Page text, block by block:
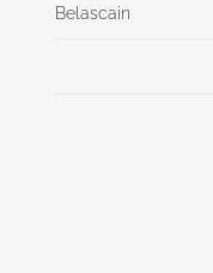
Belascain